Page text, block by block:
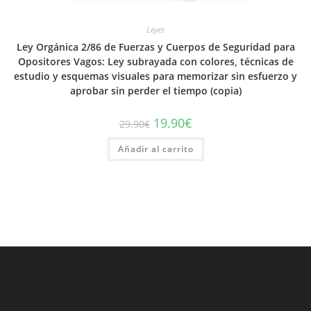
Leyes
Ley Orgánica 2/86 de Fuerzas y Cuerpos de Seguridad para
Opositores Vagos: Ley subrayada con colores, técnicas de
estudio y esquemas visuales para memorizar sin esfuerzo y
aprobar sin perder el tiempo (copia)
29.90€ El
precio
original
era:
29.90€.
19.90€El
precio
actual
es:
19.90€.
Añadir al carrito